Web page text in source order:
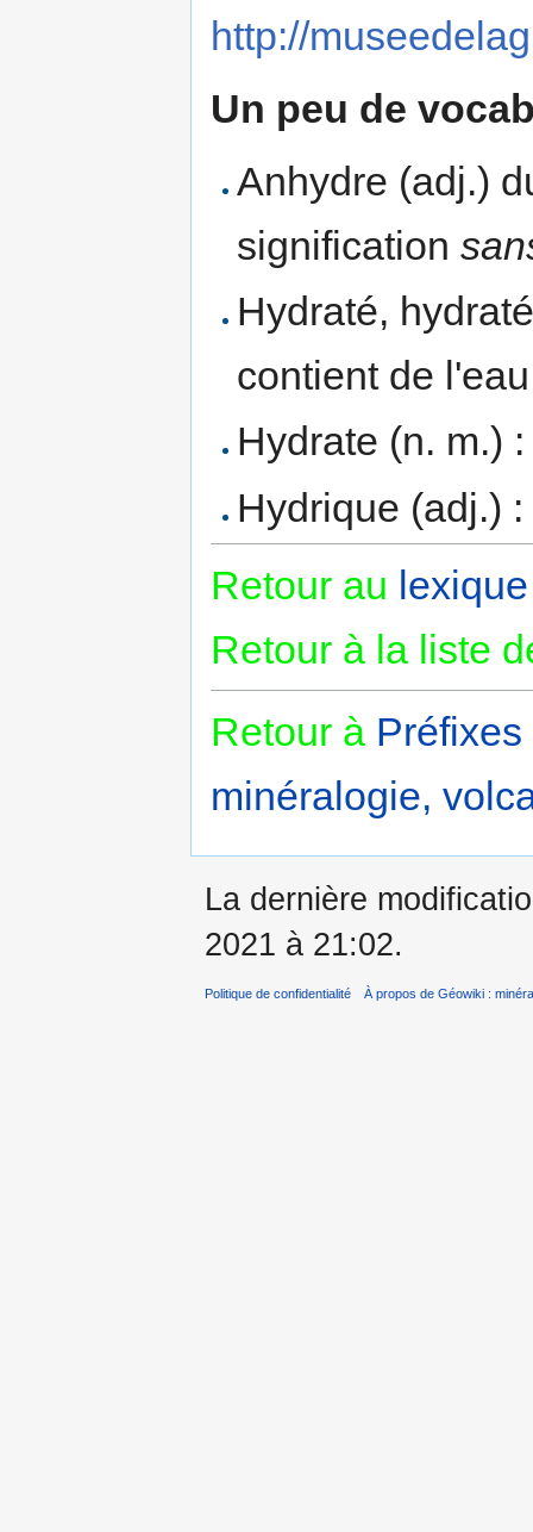
http://
Un peu de
Anhydre (adj.)
signification
Hydraté,
contient de
Hydrate (n. m.) :
Hydrique (adj.) :
Retour au
Retour à la liste
Retour à
minéralogie,
La dernière
2021 à 21:02.
Politique de confidentialité À propos de Géowiki :